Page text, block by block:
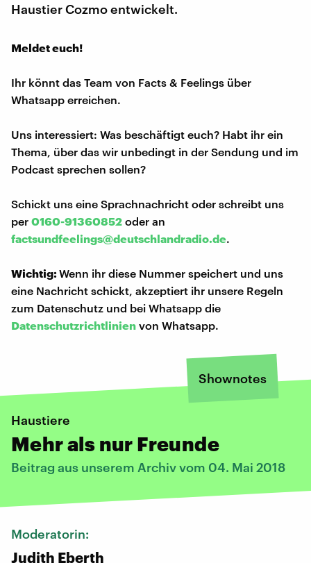
Haustier Cozmo entwickelt.
Meldet euch!
Ihr könnt das Team von Facts & Feelings über
Whatsapp erreichen.
Uns interessiert: Was beschäftigt euch? Habt ihr ein
Thema, über das wir unbedingt in der Sendung und im
Podcast sprechen sollen?
Schickt uns eine Sprachnachricht oder schreibt uns
per 0160-91360852 oder an
factsundfeelings@deutschlandradio.de.
Wichtig:Wenn ihr diese Nummer speichert und uns
eine Nachricht schickt, akzeptiert ihr unsere Regeln
zum Datenschutz und bei Whatsapp die
Datenschutzrichtlinien von Whatsapp.
Shownotes
Haustiere
Mehr als nur Freunde
Beitrag aus unserem Archiv vom 04. Mai 2018
Moderatorin:
Judith Eberth